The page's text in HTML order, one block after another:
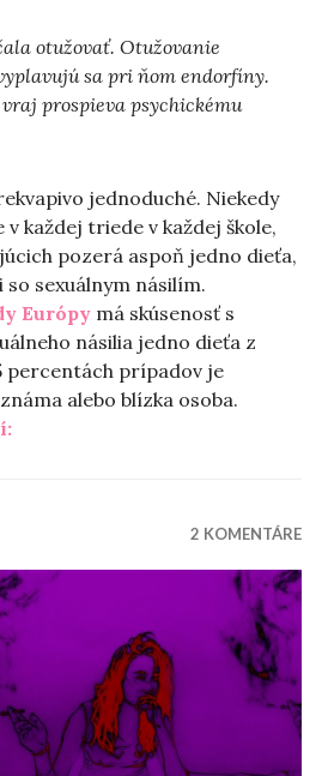
otužovať. Otužovanie
sa pri ňom endorfíny.
prospieva psychickému
jednoduché. Niekedy
každej triede v každej škole,
pozerá aspoň jedno dieťa,
sexuálnym násilím.
Európy má skúsenosť s
násilia jedno dieťa z
percentách prípadov je
alebo blízka osoba.
„Tento text nie je o otužovaní“
2 KOMENTÁRE